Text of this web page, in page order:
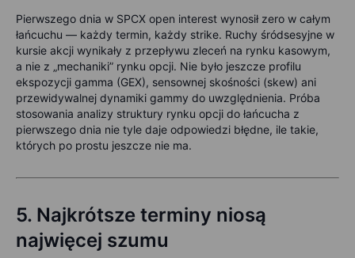
Pierwszego dnia w SPCX open interest wynosił zero w całym
łańcuchu — każdy termin, każdy strike. Ruchy śródsesyjne w
kursie akcji wynikały z przepływu zleceń na rynku kasowym,
a nie z „mechaniki” rynku opcji. Nie było jeszcze profilu
ekspozycji gamma (GEX), sensownej skośności (skew) ani
przewidywalnej dynamiki gammy do uwzględnienia. Próba
stosowania analizy struktury rynku opcji do łańcucha z
pierwszego dnia nie tyle daje odpowiedzi błędne, ile takie,
których po prostu jeszcze nie ma.
5. Najkrótsze terminy niosą
najwięcej szumu